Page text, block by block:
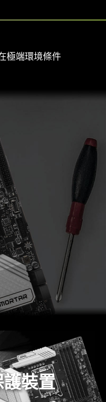
極端環境條件
裝置